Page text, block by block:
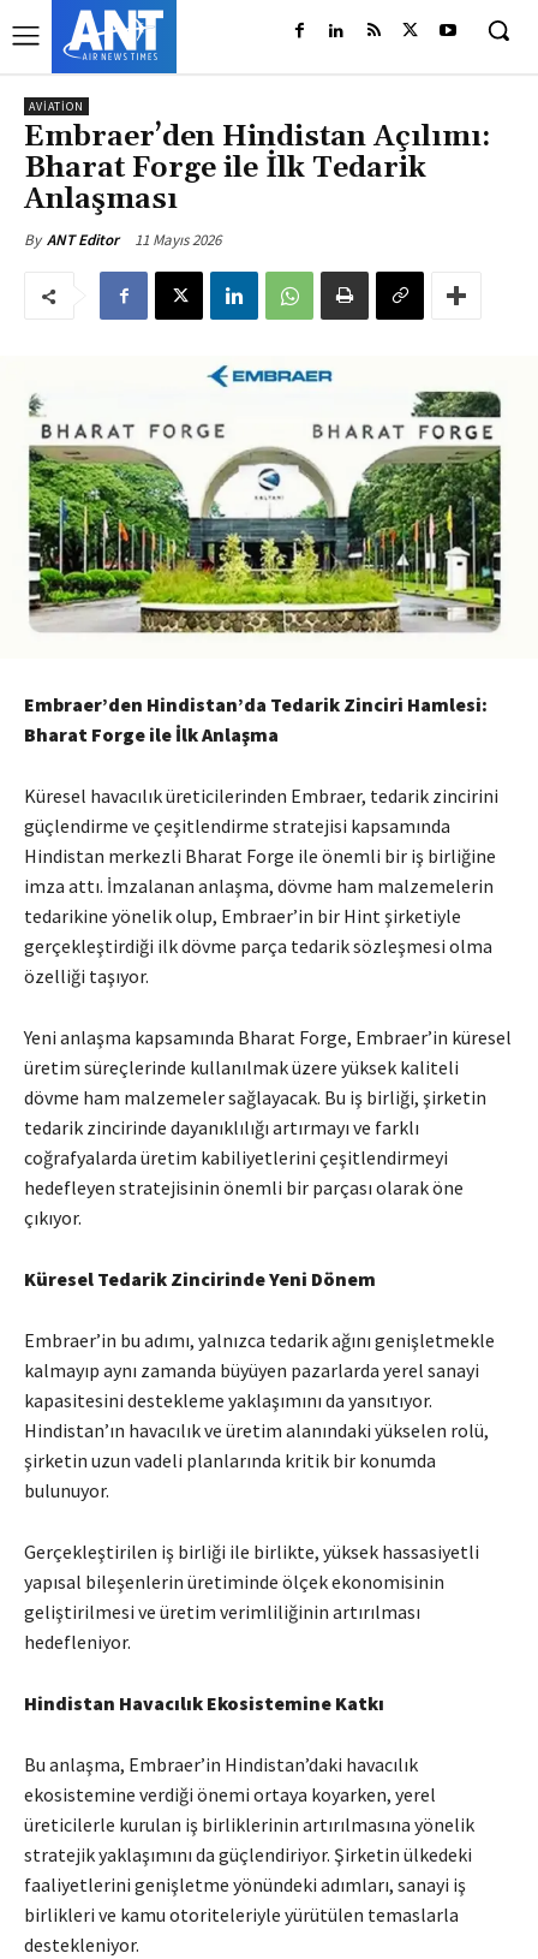
AVIATION
Embraer’den Hindistan Açılımı:
Bharat Forge ile İlk Tedarik
Anlaşması
By ANT Editor 11 Mayıs 2026
Embraer’den Hindistan’da Tedarik Zinciri Hamlesi:
Bharat Forge ile İlk Anlaşma
Küresel havacılık üreticilerinden Embraer, tedarik zincirini
güçlendirme ve çeşitlendirme stratejisi kapsamında
Hindistan merkezli Bharat Forge ile önemli bir iş birliğine
imza attı. İmzalanan anlaşma, dövme ham malzemelerin
tedarikine yönelik olup, Embraer’in bir Hint şirketiyle
gerçekleştirdiği ilk dövme parça tedarik sözleşmesi olma
özelliği taşıyor.
Yeni anlaşma kapsamında Bharat Forge, Embraer’in küresel
üretim süreçlerinde kullanılmak üzere yüksek kaliteli
dövme ham malzemeler sağlayacak. Bu iş birliği, şirketin
tedarik zincirinde dayanıklılığı artırmayı ve farklı
coğrafyalarda üretim kabiliyetlerini çeşitlendirmeyi
hedefleyen stratejisinin önemli bir parçası olarak öne
çıkıyor.
Küresel Tedarik Zincirinde Yeni Dönem
Embraer’in bu adımı, yalnızca tedarik ağını genişletmekle
kalmayıp aynı zamanda büyüyen pazarlarda yerel sanayi
kapasitesini destekleme yaklaşımını da yansıtıyor.
Hindistan’ın havacılık ve üretim alanındaki yükselen rolü,
şirketin uzun vadeli planlarında kritik bir konumda
bulunuyor.
Gerçekleştirilen iş birliği ile birlikte, yüksek hassasiyetli
yapısal bileşenlerin üretiminde ölçek ekonomisinin
geliştirilmesi ve üretim verimliliğinin artırılması
hedefleniyor.
Hindistan Havacılık Ekosistemine Katkı
Bu anlaşma, Embraer’in Hindistan’daki havacılık
ekosistemine verdiği önemi ortaya koyarken, yerel
üreticilerle kurulan iş birliklerinin artırılmasına yönelik
stratejik yaklaşımını da güçlendiriyor. Şirketin ülkedeki
faaliyetlerini genişletme yönündeki adımları, sanayi iş
birlikleri ve kamu otoriteleriyle yürütülen temaslarla
destekleniyor.